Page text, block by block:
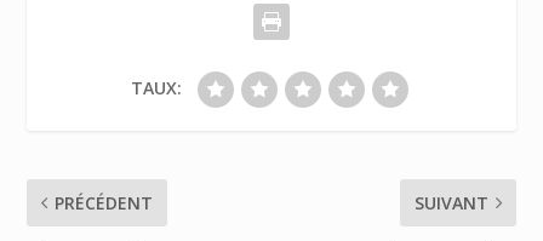
TAUX:
PRÉCÉDENT SUIVANT